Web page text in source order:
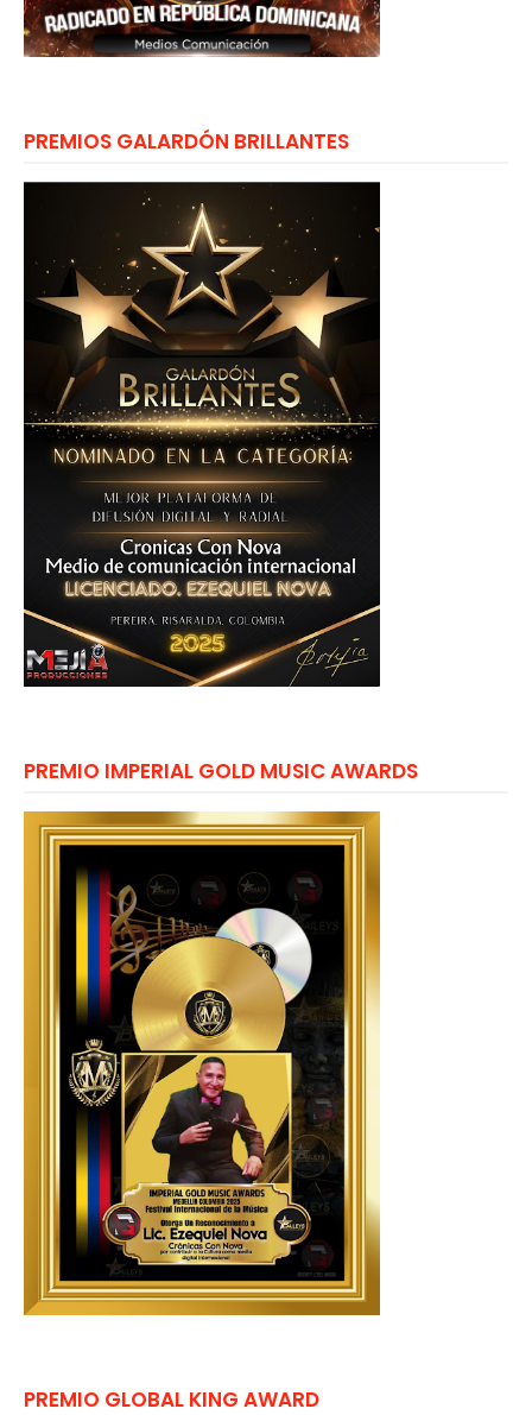
PREMIOS GALARDÓN BRILLANTES
PREMIO IMPERIAL GOLD MUSIC AWARDS
PREMIO GLOBAL KING AWARD